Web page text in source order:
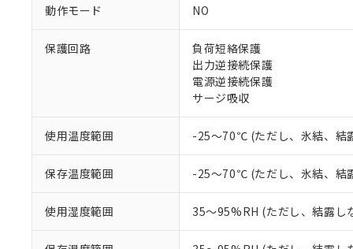
動作モード NO
保護回路
負荷短絡保護
出力逆接続保護
電源逆接続保護
サージ吸収
使用温度範囲 -25～70℃ (ただし、氷結、結
保存温度範囲 -25～70℃ (ただし、氷結、結
使用湿度範囲 35～95%RH (ただし、結露し
以下の条件をお読
当社制御機
在庫状況お
のであり、
正式な納期
当社販売員
オムロン制御
在庫状況お
仕入先様の事情に
があります。
*EU RoHS指令（10物質
フタル酸ビス(2-エチル
ル（DBP） 1000ppm以
但し、RoHS指令で産業
フタル酸エステル類の
※2 対応予定月
部品在庫の切り替
※1 中国
「○」：最大均質
「×」：最大均質
Pb(鉛) :1000ppm、 Hg(
DEHP(フタル酸ビス(2-
※2 環境保護使
などの必要
当社は規制
当社は貴社
置等に一切使
また当社は
たしません。
号
○ 一定数
△ 一定数
－
在庫な